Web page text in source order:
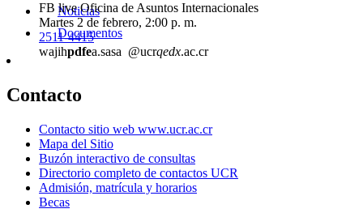
FB live Oficina de Asuntos Internacionales
Martes 2 de febrero, 2:00 p. m.
2511-4415
wajihpdfea.sasa @ucrqedx.ac.cr
Noticias
Documentos
Contacto
Contacto sitio web www.ucr.ac.cr
Mapa del Sitio
Buzón interactivo de consultas
Directorio completo de contactos UCR
Admisión, matrícula y horarios
Becas